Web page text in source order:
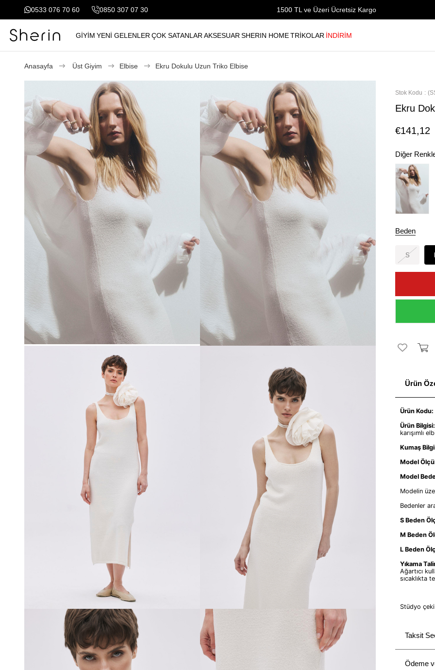
0533 076 70 60 0850 307 07 30 1500 TL ve Üzeri Ücretsiz Kargo
GİYİM YENİ GELENLER ÇOK SATANLAR AKSESUAR SHERIN HOME TRİKOLAR İNDİRİM
Anasayfa Üst Giyim Elbise Ekru Dokulu Uzun Triko Elbise
Stok Kodu
Ekru
€141,12
Diğer
Beden
S
Ürün
Ürün Kodu:
Ürün
karışımlı
Kumaş
Model
Model
Modelin
Bedenler
S Beden
M Beden
L Beden
Yıkama
Ağartıcı
sıcaklıkta
Stüdyo
Taksit
Ödeme